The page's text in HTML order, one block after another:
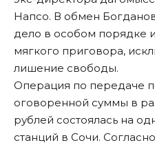
Напсо. В обмен
дело в особом порядке
мягкого приговора,
лишение свободы.
Операция по передаче
оговоренной суммы в
рублей состоялась на
станций в Сочи.